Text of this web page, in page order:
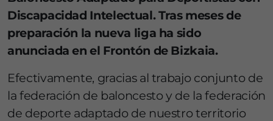
Discapacidad Intelectual. Tras meses de
preparación la nueva liga ha sido
anunciada en el Frontón de Bizkaia.
Efectivamente, gracias al trabajo conjunto de
la federación de baloncesto y de la federación
de deporte adaptado de nuestro territorio